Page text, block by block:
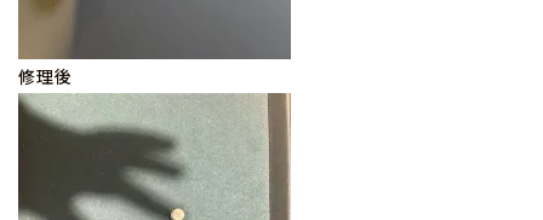
修理後